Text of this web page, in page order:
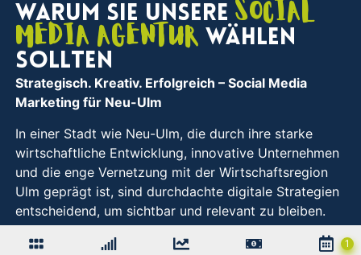
Warum Sie unsere Social
Media Agentur wählen
sollten
Strategisch. Kreativ. Erfolgreich – Social Media
Marketing für Neu-Ulm
In einer Stadt wie Neu-Ulm, die durch ihre starke
wirtschaftliche Entwicklung, innovative Unternehmen
und die enge Vernetzung mit der Wirtschaftsregion
Ulm geprägt ist, sind durchdachte digitale Strategien
entscheidend, um sichtbar und relevant zu bleiben.
Genau hier setzen wir an: Seit über zehn Jahren
unterstützen wir Unternehmen in Neu-Ulm mit